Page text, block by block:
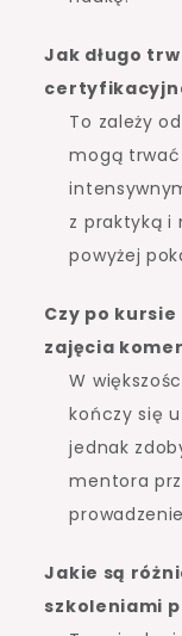
Jak długo
To zależy
mogą
z praktyką i
powyżej
Czy po
zajęcia
W
kończy się
jednak
mentora
Jakie są
szkoleniami